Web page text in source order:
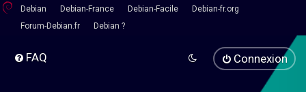
Debian Debian-France Debian-Facile
Debian-fr.org
Forum-Debian.fr
Debian ?
FAQ Connexion